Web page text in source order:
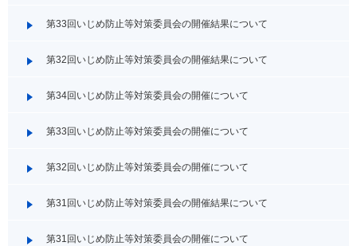
第33回いじめ防止等対策委員会の開催結果について
第32回いじめ防止等対策委員会の開催結果について
第34回いじめ防止等対策委員会の開催について
第33回いじめ防止等対策委員会の開催について
第32回いじめ防止等対策委員会の開催について
第31回いじめ防止等対策委員会の開催結果について
第31回いじめ防止等対策委員会の開催について